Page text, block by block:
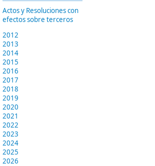
Actos y Resoluciones con
efectos sobre terceros
2012
2013
2014
2015
2016
2017
2018
2019
2020
2021
2022
2023
2024
2025
2026